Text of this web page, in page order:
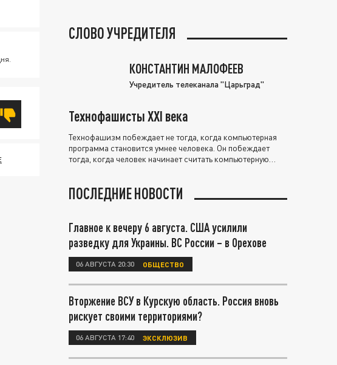
СЛОВО УЧРЕДИТЕЛЯ
КОНСТАНТИН МАЛОФЕЕВ
Учредитель телеканала "Царьград"
Технофашисты XXI века
Технофашизм побеждает не тогда, когда компьютерная
программа становится умнее человека. Он побеждает
тогда, когда человек начинает считать компьютерную
ПОСЛЕДНИЕ НОВОСТИ
Главное к вечеру 6 августа. США усилили
разведку для Украины. ВС России – в Орехове
06 АВГУСТА 20:30 ОБЩЕСТВО
Вторжение ВСУ в Курскую область. Россия вновь
рискует своими территориями?
06 АВГУСТА 17:40 ЭКСКЛЮЗИВ